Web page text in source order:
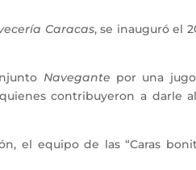
Caracas, se inauguró el
Navegante por una
quienes contribuyeron a
equipo de las “Caras